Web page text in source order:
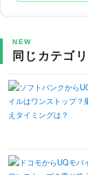
NEW
同じカテゴ